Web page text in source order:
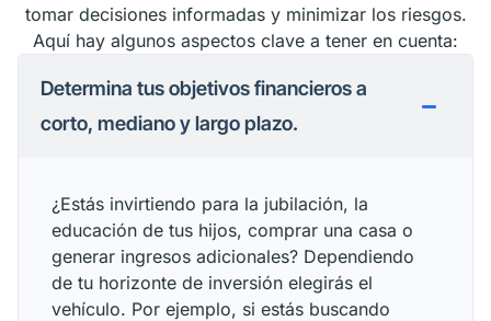
tomar decisiones informadas y minimizar los riesgos.
Aquí hay algunos aspectos clave a tener en cuenta:
Determina tus objetivos financieros a
corto, mediano y largo plazo.
¿Estás invirtiendo para la jubilación, la
educación de tus hijos, comprar una casa o
generar ingresos adicionales? Dependiendo
de tu horizonte de inversión elegirás el
vehículo. Por ejemplo, si estás buscando